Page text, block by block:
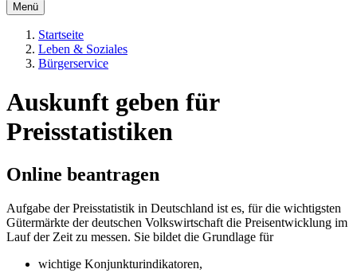
Menü
Startseite
Leben & Soziales
Bürgerservice
Auskunft geben für
Preisstatistiken
Online beantragen
Aufgabe der Preisstatistik in Deutschland ist es, für die wichtigsten
Gütermärkte der deutschen Volkswirtschaft die Preisentwicklung im
Lauf der Zeit zu messen. Sie bildet die Grundlage für
wichtige Konjunkturindikatoren,